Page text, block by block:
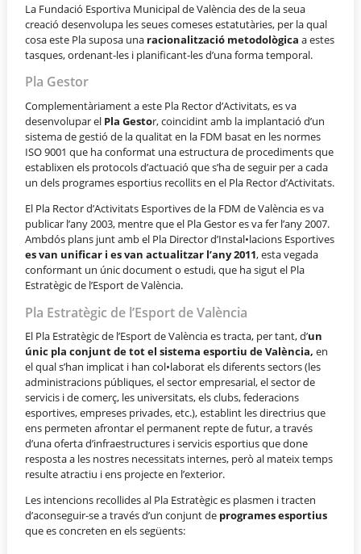
La Fundació Esportiva Municipal de València des de la seua
creació desenvolupa les seues comeses estatutàries, per la qual
cosa este Pla suposa una racionalització metodològica a estes
tasques, ordenant-les i planificant-les d’una forma temporal.
Pla Gestor
Complementàriament a este Pla Rector d’Activitats, es va
desenvolupar el Pla Gestor, coincidint amb la implantació d’un
sistema de gestió de la qualitat en la FDM basat en les normes
ISO 9001 que ha conformat una estructura de procediments que
establixen els protocols d’actuació que s’ha de seguir per a cada
un dels programes esportius recollits en el Pla Rector d’Activitats.
El Pla Rector d’Activitats Esportives de la FDM de València es va
publicar l’any 2003, mentre que el Pla Gestor es va fer l’any 2007.
Ambdós plans junt amb el Pla Director d’Instal•lacions Esportives
es van unificar i es van actualitzar l’any 2011, esta vegada
conformant un únic document o estudi, que ha sigut el Pla
Estratègic de l’Esport de València.
Pla Estratègic de l’Esport de València
El Pla Estratègic de l’Esport de València es tracta, per tant, d’un
únic pla conjunt de tot el sistema esportiu de València, en
el qual s’han implicat i han col•laborat els diferents sectors (les
administracions públiques, el sector empresarial, el sector de
servicis i de comerç, les universitats, els clubs, federacions
esportives, empreses privades, etc.), establint les directrius que
ens permeten afrontar el permanent repte de futur, a través
d’una oferta d’infraestructures i servicis esportius que done
resposta a les nostres necessitats internes, però al mateix temps
resulte atractiu i ens projecte en l’exterior.
Les intencions recollides al Pla Estratègic es plasmen i tracten
d’aconseguir-se a través d’un conjunt de programes esportius
que es concreten en els següents: